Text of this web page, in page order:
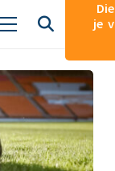
je